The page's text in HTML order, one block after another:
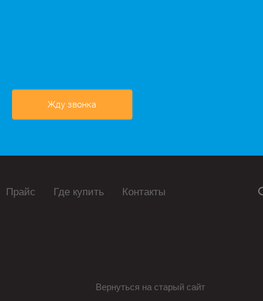
Жду звонка
Прайс Где купить Контакты
Вернуться на старый сайт